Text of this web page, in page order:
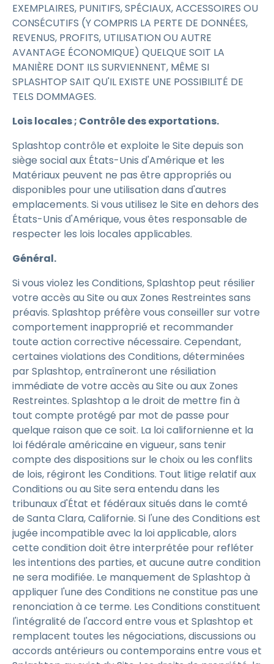
EXEMPLAIRES, PUNITIFS, SPÉCIAUX, ACCESSOIRES OU
CONSÉCUTIFS (Y COMPRIS LA PERTE DE DONNÉES,
REVENUS, PROFITS, UTILISATION OU AUTRE
AVANTAGE ÉCONOMIQUE) QUELQUE SOIT LA
MANIÈRE DONT ILS SURVIENNENT, MÊME SI
SPLASHTOP SAIT QU'IL EXISTE UNE POSSIBILITÉ DE
TELS DOMMAGES.
Lois locales ; Contrôle des exportations.
Splashtop contrôle et exploite le Site depuis son
siège social aux États-Unis d'Amérique et les
Matériaux peuvent ne pas être appropriés ou
disponibles pour une utilisation dans d'autres
emplacements. Si vous utilisez le Site en dehors des
États-Unis d'Amérique, vous êtes responsable de
respecter les lois locales applicables.
Général.
Si vous violez les Conditions, Splashtop peut résilier
votre accès au Site ou aux Zones Restreintes sans
préavis. Splashtop préfère vous conseiller sur votre
comportement inapproprié et recommander
toute action corrective nécessaire. Cependant,
certaines violations des Conditions, déterminées
par Splashtop, entraîneront une résiliation
immédiate de votre accès au Site ou aux Zones
Restreintes. Splashtop a le droit de mettre fin à
tout compte protégé par mot de passe pour
quelque raison que ce soit. La loi californienne et la
loi fédérale américaine en vigueur, sans tenir
compte des dispositions sur le choix ou les conflits
de lois, régiront les Conditions. Tout litige relatif aux
Conditions ou au Site sera entendu dans les
tribunaux d'État et fédéraux situés dans le comté
de Santa Clara, Californie. Si l'une des Conditions est
jugée incompatible avec la loi applicable, alors
cette condition doit être interprétée pour refléter
les intentions des parties, et aucune autre condition
ne sera modifiée. Le manquement de Splashtop à
appliquer l'une des Conditions ne constitue pas une
renonciation à ce terme. Les Conditions constituent
l'intégralité de l'accord entre vous et Splashtop et
remplacent toutes les négociations, discussions ou
accords antérieurs ou contemporains entre vous et